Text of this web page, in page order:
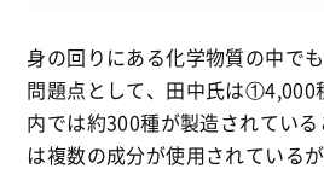
身の回りにある化学物質の中で
問題点として、田中氏は①4,000
内では約300種が製造されてい
は複数の成分が使用されている